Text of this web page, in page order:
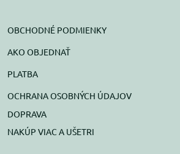
OBCHODNÉ PODMIENKY
AKO OBJEDNAŤ
PLATBA
OCHRANA OSOBNÝCH ÚDAJOV
DOPRAVA
NAKÚP VIAC A UŠETRI